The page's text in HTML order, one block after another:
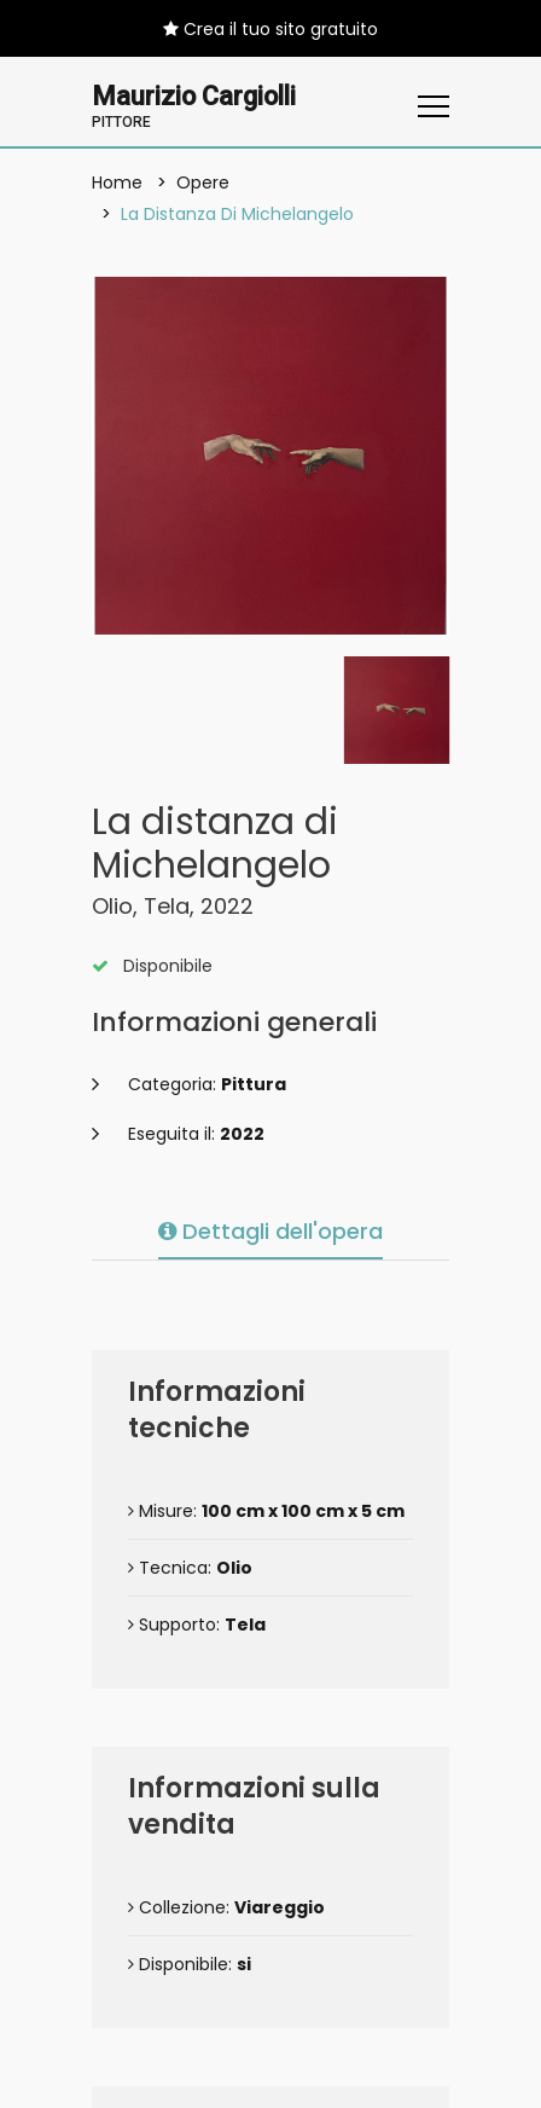
Crea il tuo sito gratuito
Maurizio Cargiolli
PITTORE
Home
Opere
La Distanza Di Michelangelo
La distanza di
Michelangelo
Olio, Tela, 2022
Disponibile
Informazioni generali
Categoria: Pittura
Eseguita il: 2022
Dettagli dell'opera
Informazioni
tecniche
Misure: 100 cm x 100 cm x 5 cm
Tecnica: Olio
Supporto: Tela
Informazioni sulla
vendita
Collezione: Viareggio
Disponibile: si